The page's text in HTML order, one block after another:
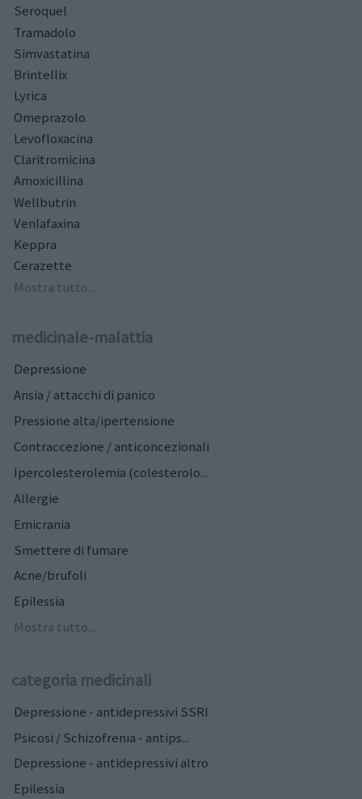
Seroquel
Tramadolo
Simvastatina
Brintellix
Lyrica
Omeprazolo
Levofloxacina
Claritromicina
Amoxicillina
Wellbutrin
Venlafaxina
Keppra
Cerazette
Mostra tutto...
medicinale-malattia
Depressione
Ansia / attacchi di panico
Pressione alta/ipertensione
Contraccezione / anticoncezionali
Ipercolesterolemia (colesterolo...
Allergie
Emicrania
Smettere di fumare
Acne/brufoli
Epilessia
Mostra tutto...
categoria medicinali
Depressione - antidepressivi SSRI
Psicosi / Schizofrenia - antips...
Depressione - antidepressivi altro
Epilessia